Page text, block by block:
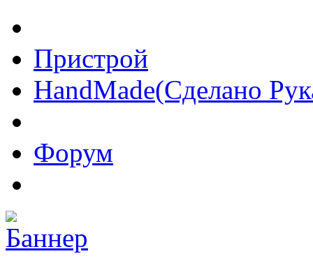
Пристрой
HandMade(Сделано
Форум